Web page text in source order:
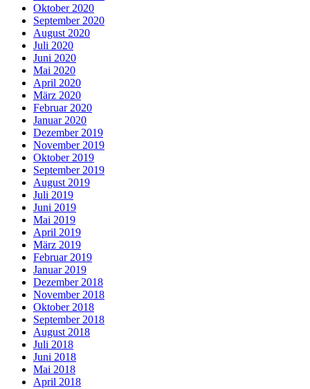
Oktober 2020
September 2020
August 2020
Juli 2020
Juni 2020
Mai 2020
April 2020
März 2020
Februar 2020
Januar 2020
Dezember 2019
November 2019
Oktober 2019
September 2019
August 2019
Juli 2019
Juni 2019
Mai 2019
April 2019
März 2019
Februar 2019
Januar 2019
Dezember 2018
November 2018
Oktober 2018
September 2018
August 2018
Juli 2018
Juni 2018
Mai 2018
April 2018